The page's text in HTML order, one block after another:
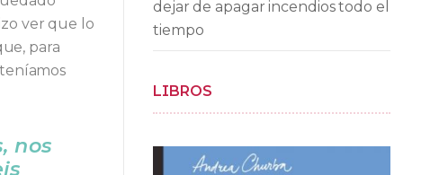
ver que lo
para
nos
dejar de apagar incendios todo el
tiempo
LIBROS